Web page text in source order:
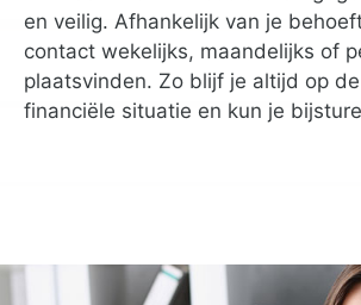
en veilig. Afhankelijk van je
contact wekelijks, maandelijks of
plaatsvinden. Zo blijf je altijd op
financiële situatie en kun je